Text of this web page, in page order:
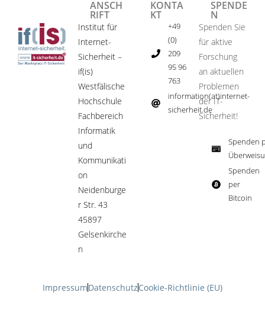
ANSCH
RIFT
Institut für
Internet-
Sicherheit –
if(is)
Westfälische
Hochschule
Fachbereich
Informatik
und
Kommunikati
on
Neidenburge
r Str. 43
45897
Gelsenkirche
n
KONTA
KT
+49
(0)
209
95 96
763
information(at)internet-
sicherheit.de ​
SPENDE
N
Spenden Sie
für aktive
Forschung
an aktuellen
Problemen
der IT-
Sicherheit!​
Spenden
Spenden
per
Bitcoin​
ImpressumDatenschutzCookie-Richtlinie (EU)